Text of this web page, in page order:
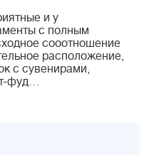
и у
с полным
сооотношение
расположение,
с сувенирами,
фуд…